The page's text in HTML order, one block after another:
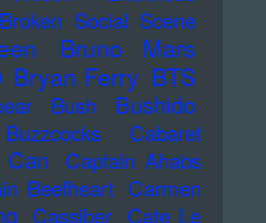
Broken Social Scene
Bruno Mars
Bryan Ferry BTS
Bush Bushido
Buzzcocks
Cabaret
Can
Captain Ahabs
Beefheart Carmen
Cassiber Cate Le